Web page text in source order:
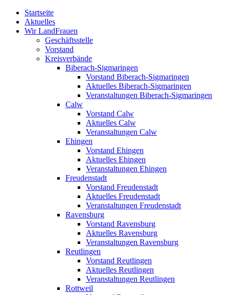
Zum
Inhalt
springen
Startseite
Aktuelles
Wir LandFrauen
Geschäftsstelle
Vorstand
Kreisverbände
Biberach-Sigmaringen
Vorstand Biberach-Sigmaringen
Aktuelles Biberach-Sigmaringen
Veranstaltungen Biberach-Sigmaringen
Calw
Vorstand Calw
Aktuelles Calw
Veranstaltungen Calw
Ehingen
Vorstand Ehingen
Aktuelles Ehingen
Veranstaltungen Ehingen
Freudenstadt
Vorstand Freudenstadt
Aktuelles Freudenstadt
Veranstaltungen Freudenstadt
Ravensburg
Vorstand Ravensburg
Aktuelles Ravensburg
Veranstaltungen Ravensburg
Reutlingen
Vorstand Reutlingen
Aktuelles Reutlingen
Veranstaltungen Reutlingen
Rottweil